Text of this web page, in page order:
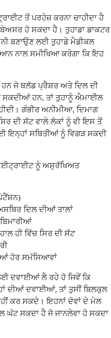
ਤੋਂ ਪਰਹੇਜ਼ ਕਰਨਾ ਚਾਹੀਦਾ ਹੈ
ਹੋ ਸਕਦਾ ਹੈ। ਤੁਹਾਡਾ ਡਾਕਟਰ
ਬਣਾਉਣ ਲਈ ਤੁਹਾਡੇ ਮੈਡੀਕਲ
ਨਾਲ ਸਮੀਖਿਆ ਕਰੇਗਾ ਕਿ ਇਹ
ਜੋ ਬਲੱਡ ਪ੍ਰੈਸ਼ਰ ਅਤੇ ਦਿਲ ਦੀ
ਸਕਦੀਆਂ ਹਨ, ਤਾਂ ਤੁਹਾਨੂੰ ਐਮਾਈਲ
ਗੰਭੀਰ ਅਨੀਮੀਆ, ਦਿਮਾਗ
ਦੀ ਸੱਟ ਵਾਲੇ ਲੋਕਾਂ ਨੂੰ ਵੀ ਇਸ ਤੋਂ
ਇਨ੍ਹਾਂ ਸਥਿਤੀਆਂ ਨੂੰ ਵਿਗੜ ਸਕਦੀ
ਨੂੰ ਅਸੁਰੱਖਿਅਤ
ਦਿਲ ਦੀਆਂ ਤਾਲਾਂ
ਹੀ ਵਿੱਚ ਸਿਰ ਦੀ ਸੱਟ
ਹੋਰ ਸਮੱਸਿਆਵਾਂ
ਦਵਾਈਆਂ ਲੈ ਰਹੇ ਹੋ ਜਿਵੇਂ ਕਿ
ਦੀਆਂ ਦਵਾਈਆਂ, ਤਾਂ ਤੁਸੀਂ ਬਿਲਕੁਲ
ਕਰ ਸਕਦੇ। ਇਹਨਾਂ ਦੋਵਾਂ ਦੇ ਮੇਲ
ਘੱਟ ਸਕਦਾ ਹੈ ਜੋ ਜਾਨਲੇਵਾ ਹੋ ਸਕਦਾ